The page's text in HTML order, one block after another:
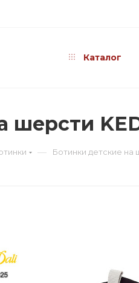
Каталог
шерсти
— Ботинки детские на